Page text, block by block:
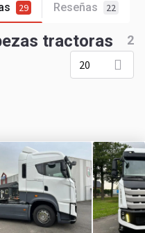
29 Reseñas 22
tractoras 2
20